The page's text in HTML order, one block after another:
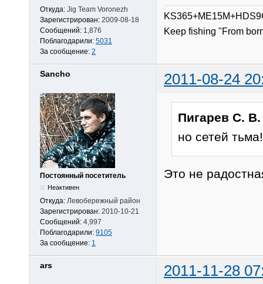
Откуда: Jig Team Voronezh
Зарегистрирован: 2009-08-18
Сообщений: 1,876
Поблагодарили: 5031
За сообщение: 2
Keep fishing "From
Sancho 2011-08-24
Постоянный посетитель
Неактивен
Откуда: Левобережный район
Зарегистрирован: 2010-10-21
Сообщений: 4,997
Поблагодарили: 9105
За сообщение: 1
Пигарев С.
но сетей тьма!
Это не
ars 2011-11-28